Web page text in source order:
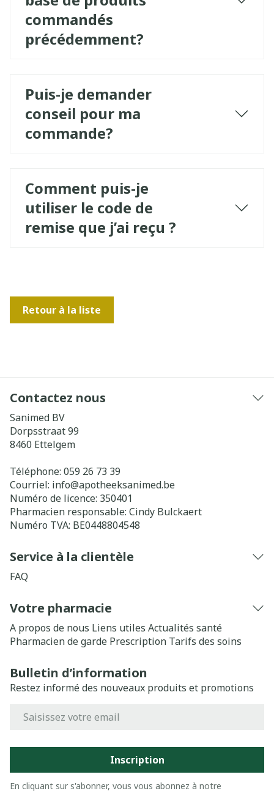
commandés
précédemment?
Puis-je demander
conseil pour ma
commande?
Comment puis-je
utiliser le code de
remise que j’ai reçu ?
Retour à la liste
Contactez nous
Sanimed BV
Dorpsstraat 99
8460 Ettelgem
Téléphone: 059 26 73 39
Courriel: info@apotheeksanimed.be
Numéro de licence: 350401
Pharmacien responsable: Cindy Bulckaert
Numéro TVA: BE0448804548
Service à la clientèle
FAQ
Votre pharmacie
A propos de nous Liens utiles Actualités santé
Pharmacien de garde Prescription Tarifs des soins
Bulletin d’information
Restez informé des nouveaux produits et promotions
Inscription
En cliquant sur s'abonner, vous vous abonnez à notre